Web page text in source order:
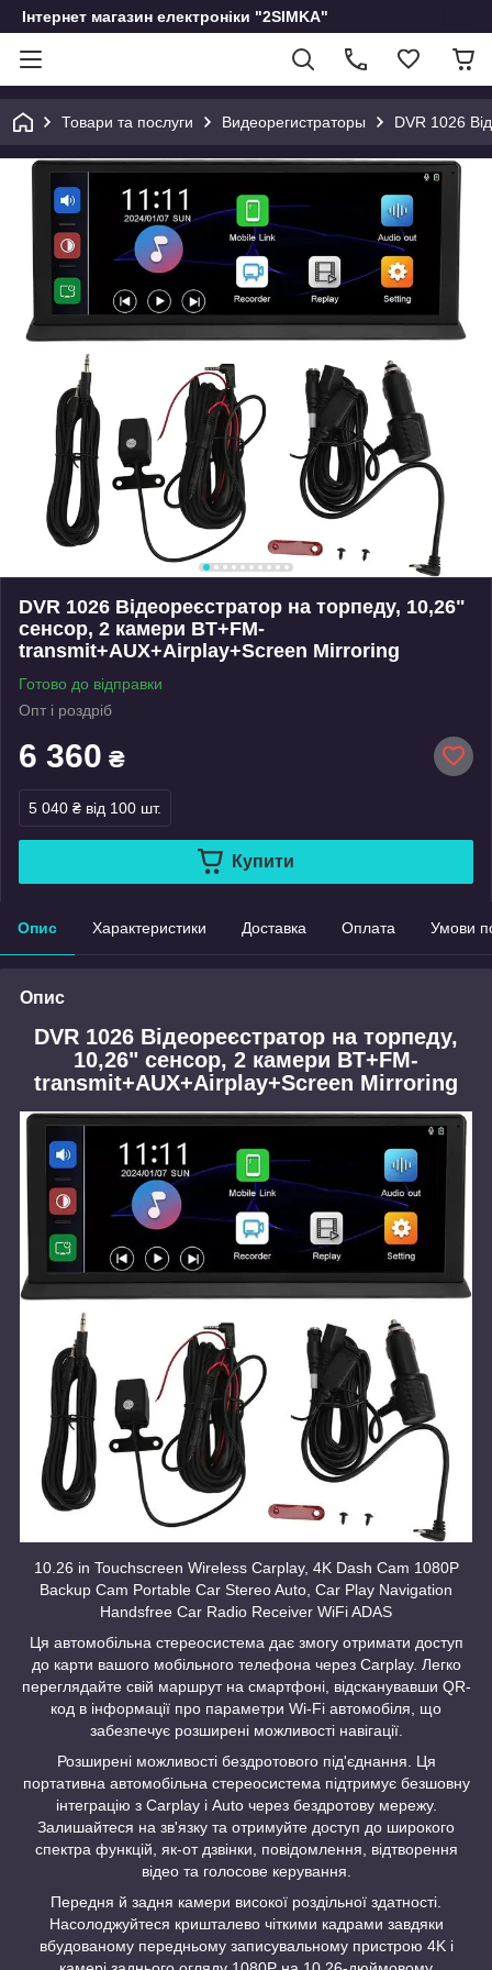
Інтернет магазин електроніки "2SIMKA"
Товари та послуги Видеорегистраторы DVR 1026
DVR 1026 Відеореєстратор на торпеду, 10,26"
сенсор, 2 камери BT+FM-
transmit+AUX+Airplay+Screen Mirroring
Готово до відправки
Опт і роздріб
6 360 ₴
5 040 ₴ від 100 шт.
Купити
Опис Характеристики Доставка Оплата Умови
Опис
DVR 1026 Відеореєстратор на торпеду,
10,26" сенсор, 2 камери BT+FM-
transmit+AUX+Airplay+Screen Mirroring
10.26 in Touchscreen Wireless Carplay, 4K Dash Cam 1080P
Backup Cam Portable Car Stereo Auto, Car Play Navigation
Handsfree Car Radio Receiver WiFi ADAS
Ця автомобільна стереосистема дає змогу отримати доступ
до карти вашого мобільного телефона через Carplay. Легко
переглядайте свій маршрут на смартфоні, відсканувавши QR-
код в інформації про параметри Wi-Fi автомобіля, що
забезпечує розширені можливості навігації.
Розширені можливості бездротового під'єднання. Ця
портативна автомобільна стереосистема підтримує безшовну
інтеграцію з Carplay і Auto через бездротову мережу.
Залишайтеся на зв'язку та отримуйте доступ до широкого
спектра функцій, як-от дзвінки, повідомлення, відтворення
відео та голосове керування.
Передня й задня камери високої роздільної здатності.
Насолоджуйтеся кришталево чіткими кадрами завдяки
вбудованому передньому записувальному пристрою 4K і